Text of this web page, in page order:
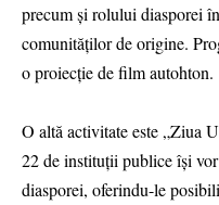
precum și rolului diasporei
comunităților de origine.
o proiecție de film autohton.
O altă activitate este „Ziua
22 de instituții publice își
diasporei, oferindu-le